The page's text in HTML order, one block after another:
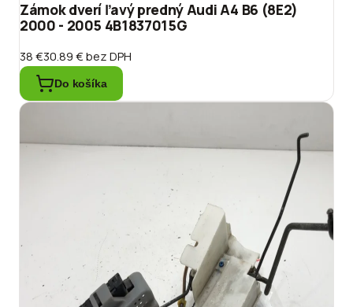
Zámok dverí ľavý predný Audi A4 B6 (8E2)
2000 - 2005 4B1837015G
38 €30.89 €bez DPH
Do košíka